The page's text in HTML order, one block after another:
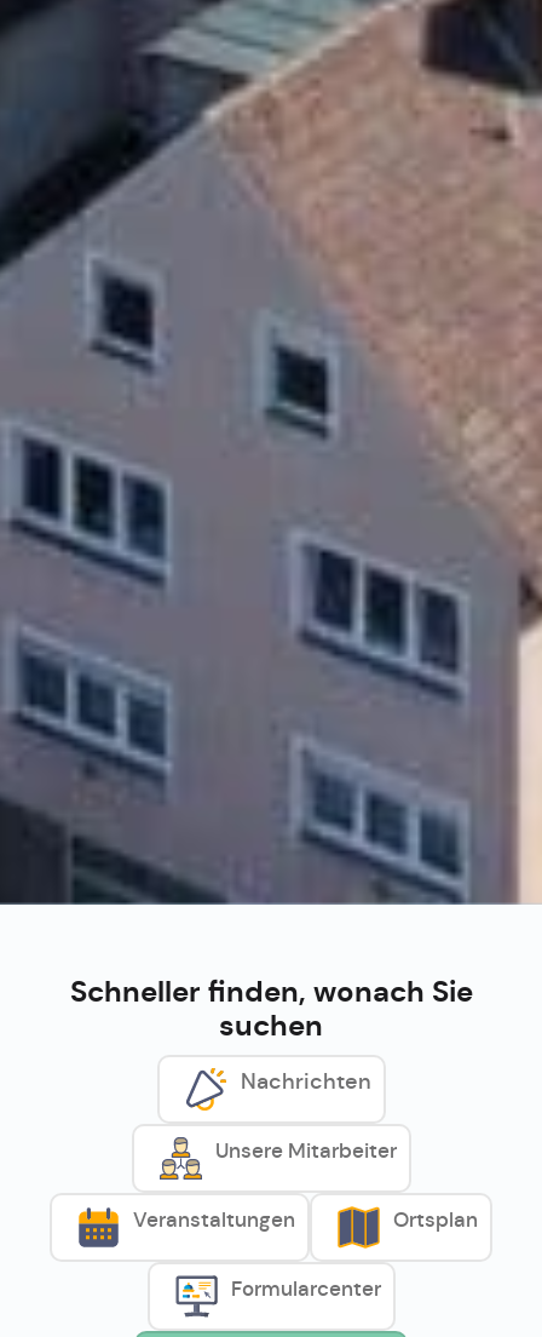
Schneller finden, wonach Sie
suchen
Nachrichten
Unsere Mitarbeiter
Veranstaltungen Ortsplan
Formularcenter